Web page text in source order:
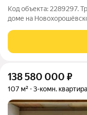
Код объекта: 2289297.
доме на Новохорошёвском проезде,
потолков,
комфортную,
138 580 000 ₽
107 м² 3-комн. квартира